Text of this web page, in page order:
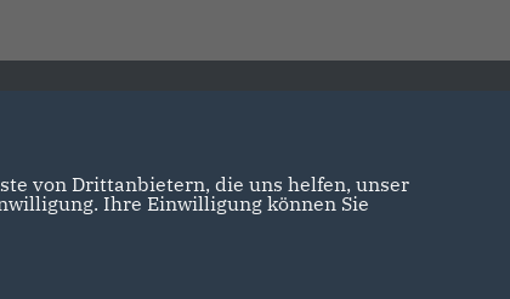
von Drittanbietern, die uns helfen, unser
Ihre Einwilligung können Sie